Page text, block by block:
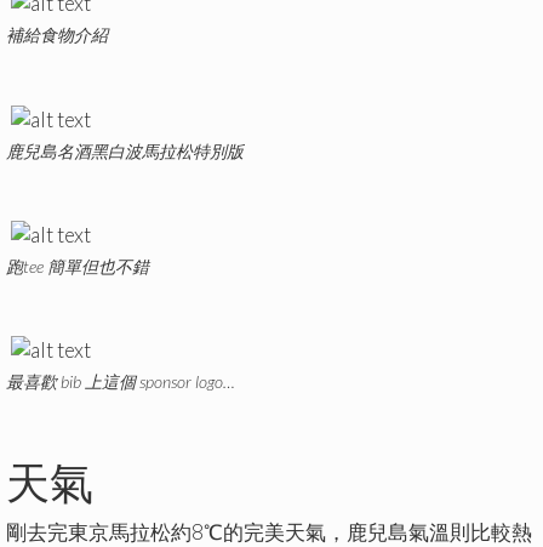
補給食物介紹
鹿兒島名酒黑白波馬拉松特別版
跑tee 簡單但也不錯
最喜歡 bib 上這個 sponsor logo…
天氣
剛去完東京馬拉松約8℃的完美天氣，鹿兒島氣溫則比較熱